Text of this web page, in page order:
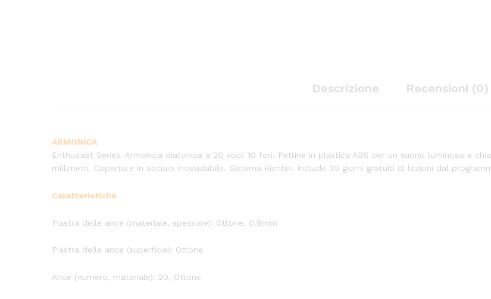
Descrizione Recensioni (0)
ARMONICA
Enthusiast Series. Armonica diatonica a 20 voci. 10 fori. Pettine in plastica ABS per un suono luminoso e
millimetri. Coperture in acciaio inossidabile. Sistema Richter. Include 30 giorni gratuiti di lezioni dal
Caratteristiche
Piastra delle ance (materiale, spessore): Ottone, 0.9mm
Piastra delle ance (superficie): Ottone
Ance (numero, materiale): 20, Ottone